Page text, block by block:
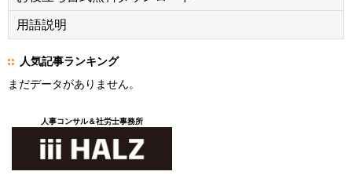
用語説明
人気記事ランキング
まだデータがありません。
人事コンサル＆社労士事務所